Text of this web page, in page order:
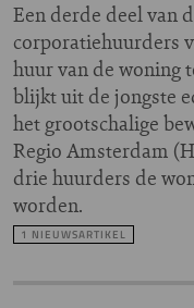
Een derde deel van
corporatiehuurders
huur van de woning
blijkt uit de jongste
het grootschalige
Regio Amsterdam
drie huurders de
worden.
1 NIEUWSARTIKEL